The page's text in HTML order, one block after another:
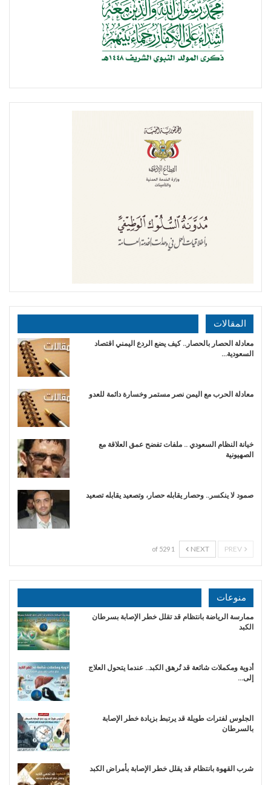
المقالات
معادلة الحصار بالحصار.. كيف يضع الردع اليمني اقتصاد
السعودية…
​معادلة الحرب مع اليمن نصر مستمر وخسارة دائمة للعدو
خيانة النظام السعودي .. ملفات تفضح عمق العلاقة مع
الصهيونية
صمود لا ينكسر.. وحصار يقابله حصار، وتصعيد يقابله تصعيد
NEXT
1 of 529
منوعات
ممارسة الرياضة بانتظام قد تقلل خطر الإصابة بسرطان
الكبد
أدوية ومكملات شائعة قد تُرهق الكبد.. عندما يتحول العلاج
إلى…
الجلوس لفترات طويلة قد يرتبط بزيادة خطر الإصابة
بالسرطان
شرب القهوة بانتظام قد يقلل خطر الإصابة بأمراض الكبد